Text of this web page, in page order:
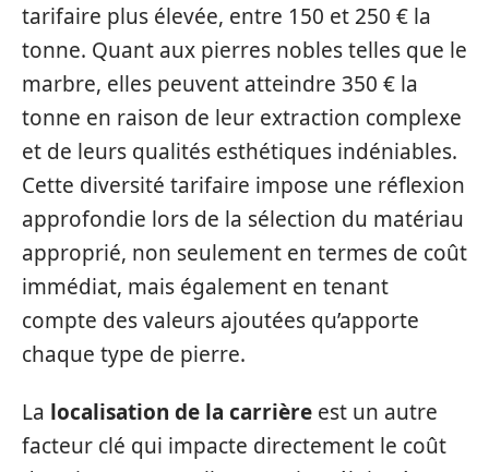
tarifaire plus élevée, entre 150 et 250 € la
tonne. Quant aux pierres nobles telles que le
marbre, elles peuvent atteindre 350 € la
tonne en raison de leur extraction complexe
et de leurs qualités esthétiques indéniables.
Cette diversité tarifaire impose une réflexion
approfondie lors de la sélection du matériau
approprié, non seulement en termes de coût
immédiat, mais également en tenant
compte des valeurs ajoutées qu’apporte
chaque type de pierre.
La localisation de la carrière est un autre
facteur clé qui impacte directement le coût